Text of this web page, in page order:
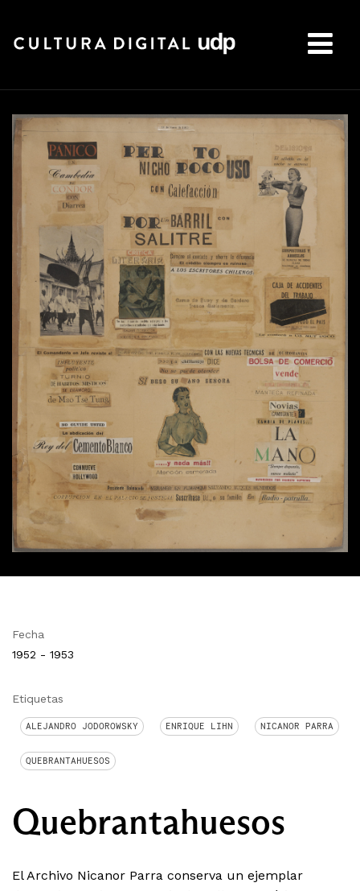
Fecha
1952 - 1953
Etiquetas
ALEJANDRO JODOROWSKY ENRIQUE LIHN NICANOR PARRA
QUEBRANTAHUESOS
Quebrantahuesos
El Archivo Nicanor Parra conserva un ejemplar